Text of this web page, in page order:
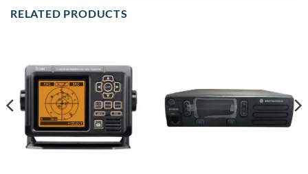
RELATED PRODUCTS